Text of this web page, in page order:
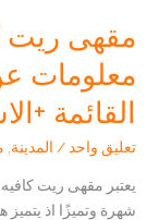
مقهى ريت
معلومات
القائمة
تعليق واحد / المدينة
يعتبر مقهى ريت كافيه
شهرة وتميزًا اذ يتميز